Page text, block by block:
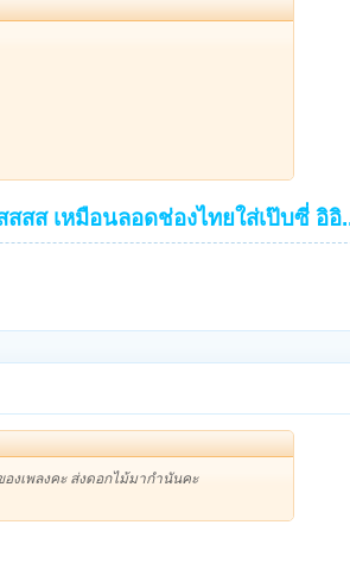
สสส เหมือนลอดช่องไทยใส่เป๊บซี่ อิอิ
งเพลงคะ ส่งดอกไม้มากำนันคะ